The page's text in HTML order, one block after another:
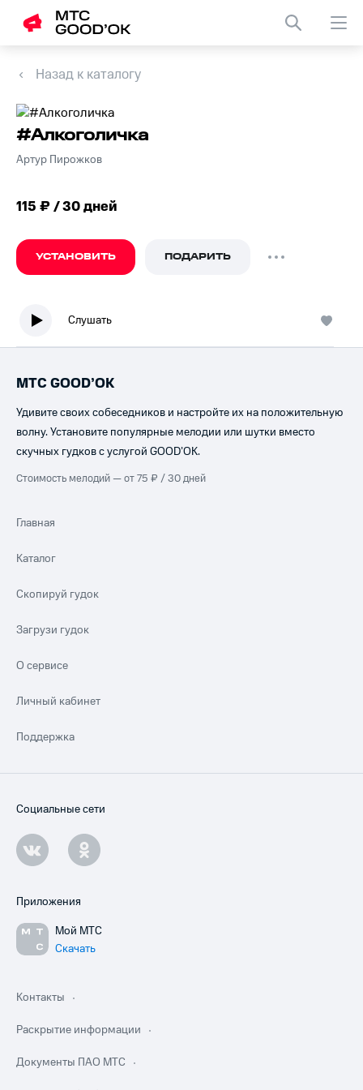
Назад к каталогу
#Алкоголичка
Артур Пирожков
115 ₽ / 30 дней
УСТАНОВИТЬ ПОДАРИТЬ
Слушать
МТС GOOD’OK
Удивите своих собеседников и настройте их на положительную
волну. Установите популярные мелодии или шутки вместо
скучных гудков с услугой GOOD’OK.
Стоимость мелодий — от 75 ₽ / 30 дней
Главная
Каталог
Скопируй гудок
Загрузи гудок
О сервисе
Личный кабинет
Поддержка
Социальные сети
Приложения
Мой МТС
Скачать
Контакты
Раскрытие информации
Документы ПАО МТС